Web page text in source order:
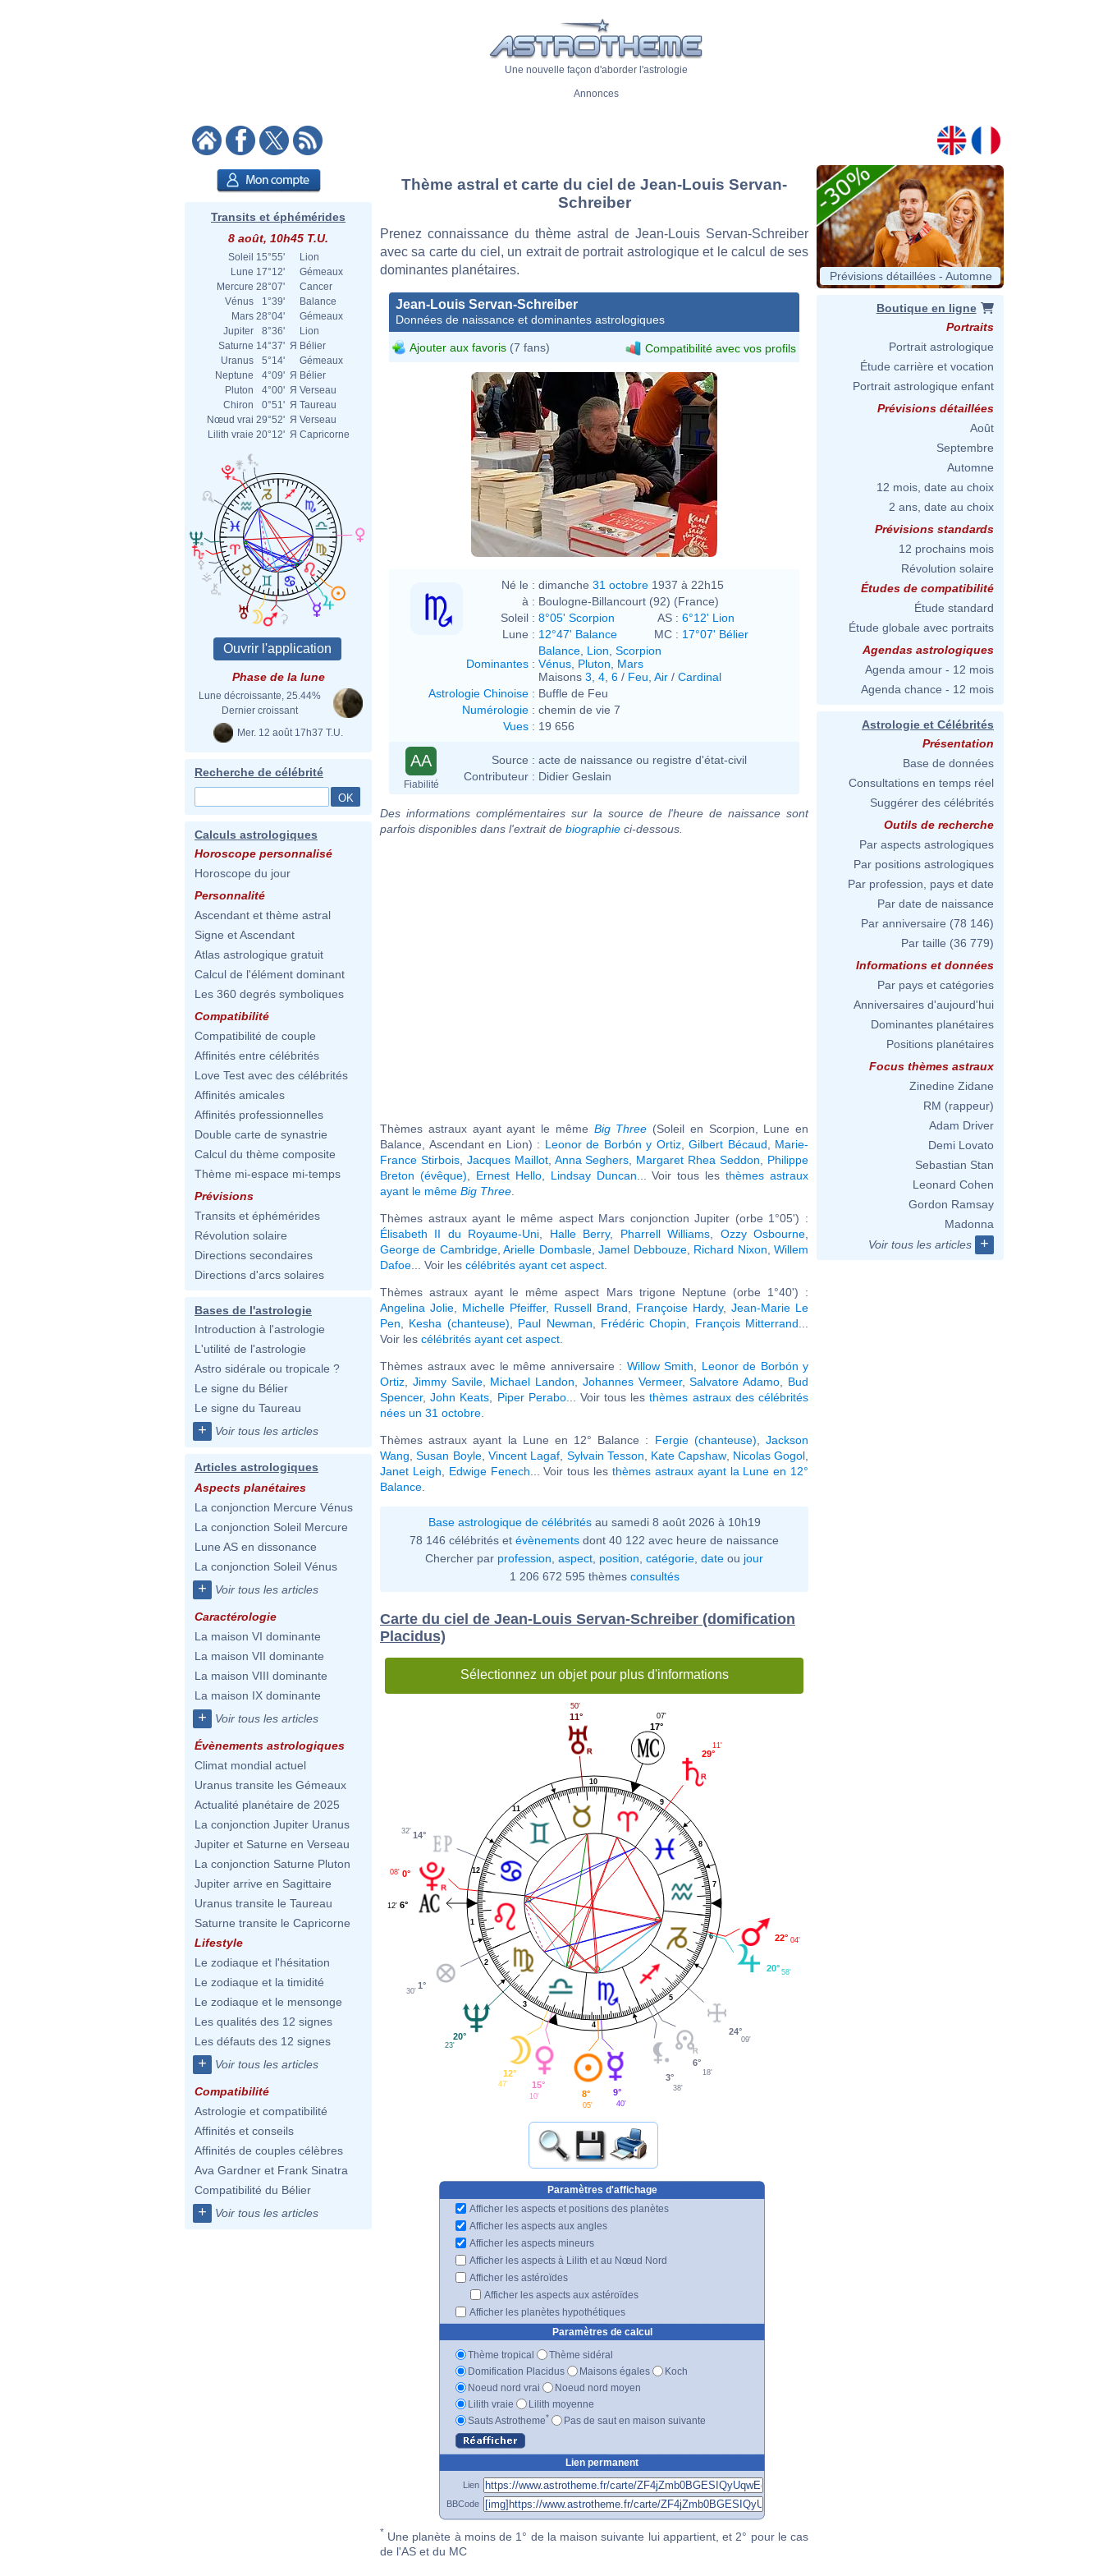
Une nouvelle façon d'aborder l'astrologie
Annonces
Transits et éphémérides
8 août, 10h45 T.U.
Soleil 15°55'
Lion
Lune 17°12'
Gémeaux
Mercure 28°07'
Cancer
Vénus
1°39'
Balance
Mars 28°04'
Gémeaux
Jupiter
8°36'
Lion
Saturne 14°37' Я Bélier
Uranus
5°14'
Gémeaux
Neptune
4°09' Я Bélier
Pluton
4°00' Я Verseau
Chiron
0°51' Я Taureau
Nœud vrai 29°52' Я Verseau
Lilith vraie 20°12' Я Capricorne
Phase de la lune
Lune décroissante, 25.44%
Dernier croissant
Mer. 12 août 17h37 T.U.
Recherche de célébrité
Calculs astrologiques
Horoscope personnalisé
Horoscope du jour
Personnalité
Ascendant et thème astral
Signe et Ascendant
Atlas astrologique gratuit
Calcul de l'élément dominant
Les 360 degrés symboliques
Compatibilité
Compatibilité de couple
Affinités entre célébrités
Love Test avec des célébrités
Affinités amicales
Affinités professionnelles
Double carte de synastrie
Calcul du thème composite
Thème mi-espace mi-temps
Prévisions
Transits et éphémérides
Révolution solaire
Directions secondaires
Directions d'arcs solaires
Bases de l'astrologie
Introduction à l'astrologie
L'utilité de l'astrologie
Astro sidérale ou tropicale ?
Le signe du Bélier
Le signe du Taureau
+ Voir tous les articles
Articles astrologiques
Aspects planétaires
La conjonction Mercure Vénus
La conjonction Soleil Mercure
Lune AS en dissonance
La conjonction Soleil Vénus
+ Voir tous les articles
Caractérologie
La maison VI dominante
La maison VII dominante
La maison VIII dominante
La maison IX dominante
+ Voir tous les articles
Évènements astrologiques
Climat mondial actuel
Uranus transite les Gémeaux
Actualité planétaire de 2025
La conjonction Jupiter Uranus
Jupiter et Saturne en Verseau
La conjonction Saturne Pluton
Jupiter arrive en Sagittaire
Uranus transite le Taureau
Saturne transite le Capricorne
Lifestyle
Le zodiaque et l'hésitation
Le zodiaque et la timidité
Le zodiaque et le mensonge
Les qualités des 12 signes
Les défauts des 12 signes
+ Voir tous les articles
Compatibilité
Astrologie et compatibilité
Affinités et conseils
Affinités de couples célèbres
Ava Gardner et Frank Sinatra
Compatibilité du Bélier
+ Voir tous les articles
Thème astral et carte du ciel de Jean-Louis Servan-
Schreiber
Prenez connaissance du thème astral de Jean-Louis Servan-Schreiber
avec sa carte du ciel, un extrait de portrait astrologique et le calcul de ses
dominantes planétaires.
Jean-Louis Servan-Schreiber
Données de naissance et dominantes astrologiques
Ajouter aux favoris (7 fans) Compatibilité avec vos profils
Né le : dimanche 31 octobre 1937 à 22h15
à : Boulogne-Billancourt (92) (France)
Soleil : 8°05' Scorpion AS : 6°12' Lion
Lune : 12°47' Balance MC : 17°07' Bélier
Dominantes :
Balance Lion Scorpion
Vénus Pluton
Mars
Maisons 3 4 6 / Feu Air / Cardinal
Astrologie Chinoise : Buffle de Feu
Numérologie : chemin de vie 7
Vues : 19 656
AA
Fiabilité
Source : acte de naissance ou registre d'état-civil
Contributeur : Didier Geslain
Des informations complémentaires sur la source de l'heure de naissance sont
parfois disponibles dans l'extrait de biographie ci-dessous.
Thèmes astraux ayant ayant le même Big Three (Soleil en Scorpion, Lune en
Balance, Ascendant en Lion) : Leonor de Borbón y Ortiz, Gilbert Bécaud
Marie-
France Stirbois, Jacques Maillot, Anna Seghers Margaret Rhea Seddon
Philippe
Breton (évêque)
Ernest Hello, Lindsay Duncan ... Voir tous lesthèmes astraux
ayant le même Big Three
Thèmes astraux ayant le même aspect Mars conjonction Jupiter (orbe 1°05') :
Élisabeth II du Royaume-Uni
Halle Berry, Pharrell Williams Ozzy Osbourne
George de Cambridge,Arielle Dombasle,Jamel Debbouze, Richard Nixon ,Willem
Dafoe ... Voir les célébrités ayant cet aspect
Thèmes astraux ayant le même aspect Mars trigone Neptune (orbe 1°40') :
Angelina Jolie
Michelle Pfeiffer, Russell Brand Françoise Hardy, Jean-Marie Le
Pen
Kesha (chanteuse) Paul Newman Frédéric Chopin François Mitterrand
Voir les célébrités ayant cet aspect
Thèmes astraux avec le même anniversaire : Willow Smith
Leonor de Borbón y
Ortiz
Jimmy Savile, Michael Landon Johannes Vermeer,Salvatore Adamo
Bud
Spencer,John Keats Piper Perabo... Voir tous lesthèmes astraux des célébrités
nées un 31 octobre
Thèmes astraux ayant la Lune en 12° Balance : Fergie (chanteuse) ,Jackson
Wang ,Susan Boyle, Vincent Lagaf Sylvain Tesson Kate Capshaw, Nicolas Gogol
Janet Leigh
Edwige Fenech ... Voir tous les thèmes astraux ayant la Lune en 12°
Balance
Base astrologique de célébritésau samedi 8 août 2026 à 10h19
78 146 célébrités et évènements dont 40 122 avec heure de naissance
Chercher par profession aspect position catégorie date ou jour
1 206 672 595 thèmes consultés
Carte du ciel de Jean-Louis Servan-Schreiber (domification
Placidus)
Sélectionnez un objet pour plus d'informations
1
2
3
4
5
6
7
8
9
10
11
12
29°
11'
17°
07'
11°
50'
14°
32'
0°
08'
6°
12'
1°
30'
20°
23'
12°
47' 15°
10' 8°
05'
9°
40'
3°
38'
6°
18'
24°
09'
20° 58'
22° 04'
Paramètres d'affichage
Afficher les aspects et positions des planètes
Afficher les aspects aux angles
Afficher les aspects mineurs
Afficher les aspects à Lilith et au Nœud Nord
Afficher les astéroïdes
Afficher les aspects aux astéroïdes
Afficher les planètes hypothétiques
Paramètres de calcul
Thème tropical
Thème sidéral
Domification Placidus
Maisons égales
Koch
Noeud nord vrai
Noeud nord moyen
Lilith vraie
Lilith moyenne
Sauts Astrotheme* Pas de saut en maison suivante
Lien permanent
Lien
BBCode
* Une planète à moins de 1° de la maison suivante lui appartient, et 2° pour le cas
de l'AS et du MC
Prévisions détaillées - Automne
Boutique en ligne
Portraits
Portrait astrologique
Étude carrière et vocation
Portrait astrologique enfant
Prévisions détaillées
Août
Septembre
Automne
12 mois, date au choix
2 ans, date au choix
Prévisions standards
12 prochains mois
Révolution solaire
Études de compatibilité
Étude standard
Étude globale avec portraits
Agendas astrologiques
Agenda amour - 12 mois
Agenda chance - 12 mois
Astrologie et Célébrités
Présentation
Base de données
Consultations en temps réel
Suggérer des célébrités
Outils de recherche
Par aspects astrologiques
Par positions astrologiques
Par profession, pays et date
Par date de naissance
Par anniversaire (78 146)
Par taille (36 779)
Informations et données
Par pays et catégories
Anniversaires d'aujourd'hui
Dominantes planétaires
Positions planétaires
Focus thèmes astraux
Zinedine Zidane
RM (rappeur)
Adam Driver
Demi Lovato
Sebastian Stan
Leonard Cohen
Gordon Ramsay
Madonna
Voir tous les articles
+